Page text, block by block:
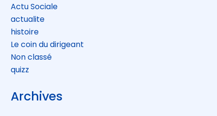
Actu Sociale
actualite
histoire
Le coin du dirigeant
Non classé
quizz
Archives